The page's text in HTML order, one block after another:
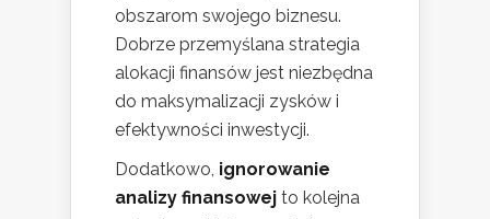
obszarom swojego biznesu.
Dobrze przemyślana strategia
alokacji finansów jest niezbędna
do maksymalizacji zysków i
efektywności inwestycji.
Dodatkowo, ignorowanie
analizy finansowej to kolejna